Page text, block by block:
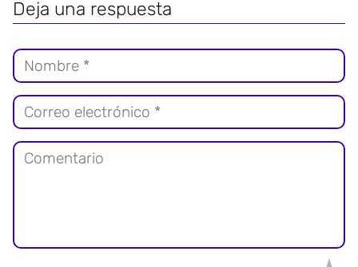
Deja una respuesta